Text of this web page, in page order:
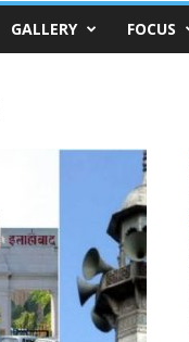
GALLERY FOCUS